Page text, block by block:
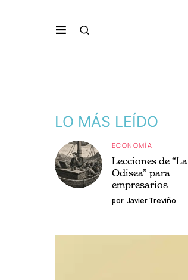
LO MÁS LEÍDO
ECONOMÍA
Lecciones de “La
Odisea” para
empresarios
por Javier Treviño